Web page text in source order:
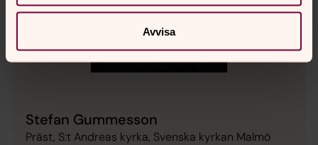
Avvisa
Stefan Gummesson
Präst, S:t Andreas kyrka, Svenska kyrkan Malmö